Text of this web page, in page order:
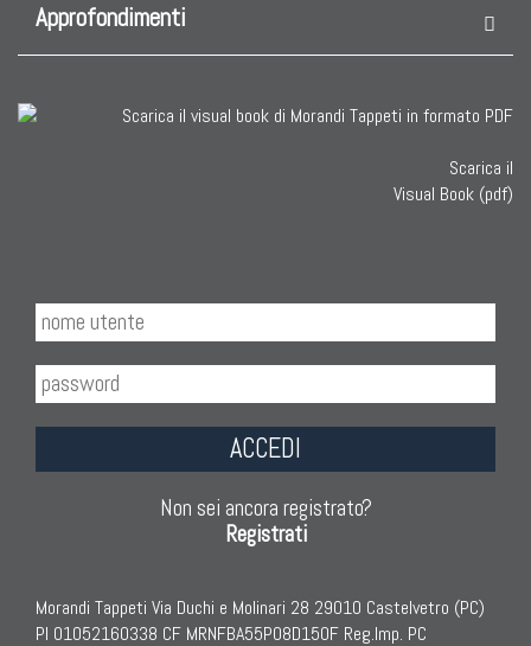
Tappeti Beluci
Tappeti Dal Mondo
Approfondimenti
Scarica il
Visual Book (pdf)
ACCEDI
Non sei ancora registrato?
Registrati
Morandi Tappeti Via Duchi e Molinari 28 29010 Castelvetro (PC)
PI 01052160338 CF MRNFBA55P08D150F Reg.Imp. PC